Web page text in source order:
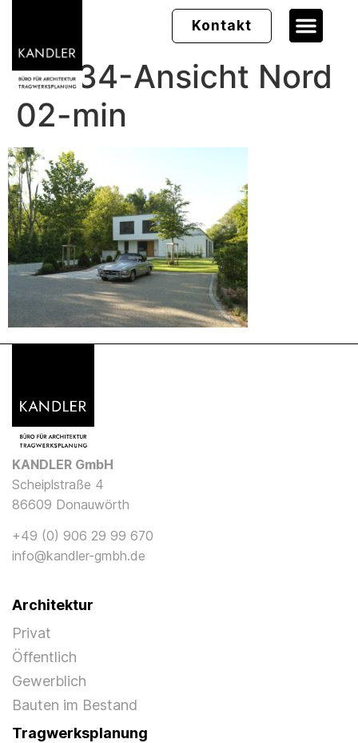
Kontakt
06634-Ansicht Nord
02-min
KANDLER GmbH
Scheiplstraße 4
86609 Donauwörth
+49 (0) 906 29 99 670
info@kandler-gmbh.de
Architektur
Privat
Öffentlich
Gewerblich
Bauten im Bestand
Tragwerksplanung